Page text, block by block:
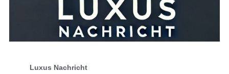
Luxus Nachricht